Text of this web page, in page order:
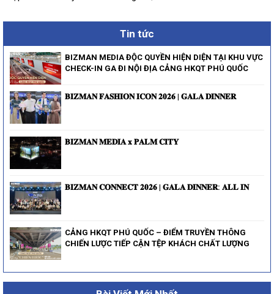
Tin tức
BIZMAN MEDIA ĐỘC QUYỀN HIỆN DIỆN TẠI KHU VỰC
CHECK-IN GA ĐI NỘI ĐỊA CẢNG HKQT PHÚ QUỐC
𝐁𝐈𝐙𝐌𝐀𝐍 𝐅𝐀𝐒𝐇𝐈𝐎𝐍 𝐈𝐂𝐎𝐍 𝟐𝟎𝟐𝟔 | 𝐆𝐀𝐋𝐀 𝐃𝐈𝐍𝐍𝐄𝐑
𝐁𝐈𝐙𝐌𝐀𝐍 𝐌𝐄𝐃𝐈𝐀 𝐱 𝐏𝐀𝐋𝐌 𝐂𝐈𝐓𝐘
𝐁𝐈𝐙𝐌𝐀𝐍 𝐂𝐎𝐍𝐍𝐄𝐂𝐓 𝟐𝟎𝟐𝟔 | 𝐆𝐀𝐋𝐀 𝐃𝐈𝐍𝐍𝐄𝐑: 𝐀𝐋𝐋 𝐈𝐍
CẢNG HKQT PHÚ QUỐC – ĐIỂM TRUYỀN THÔNG
CHIẾN LƯỢC TIẾP CẬN TỆP KHÁCH CHẤT LƯỢNG